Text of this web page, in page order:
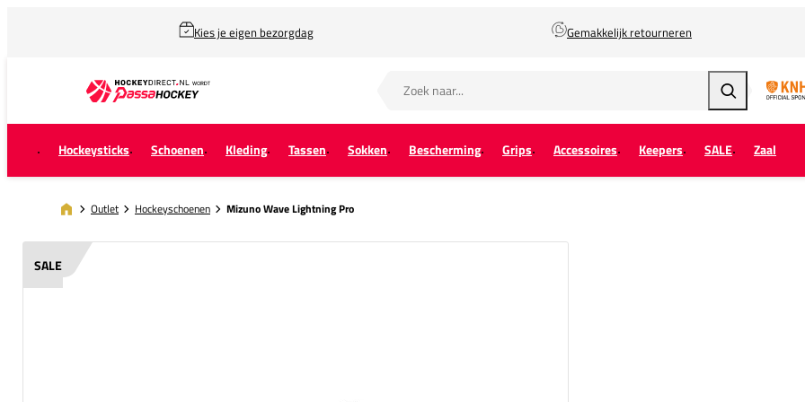
Kies je eigen bezorgdag Gemakkelijk retourneren
Zoeken
Hockeysticks Schoenen Kleding Tassen Sokken Bescherming Grips Accessoires Keepers SALE Zaal
Outlet Hockeyschoenen Mizuno Wave Lightning Pro
SALE